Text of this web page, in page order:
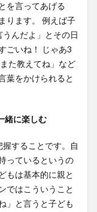
を言ってあげる
ります。 例えば子
んだよ」とその日
ごいね！ じゃあ3
た教えてね」など
葉をかけられると
緒に楽しむ
することです。自
っているというの
もは基本的に親と
ではこういうこと
」と言うと子ども